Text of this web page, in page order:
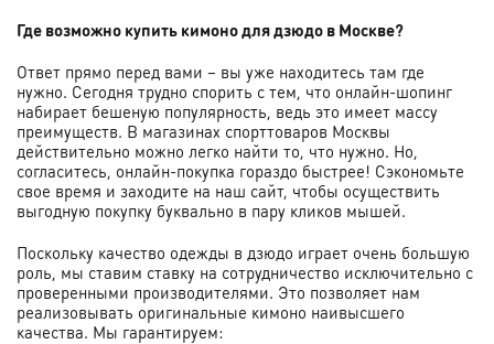
Где возможно купить кимоно для дзюдо в Москве?
Ответ прямо перед вами – вы уже находитесь там где
нужно. Сегодня трудно спорить с тем, что онлайн-шопинг
набирает бешеную популярность, ведь это имеет массу
преимуществ. В магазинах спорттоваров Москвы
действительно можно легко найти то, что нужно. Но,
согласитесь, онлайн-покупка гораздо быстрее! Сэкономьте
свое время и заходите на наш сайт, чтобы осуществить
выгодную покупку буквально в пару кликов мышей.
Поскольку качество одежды в дзюдо играет очень большую
роль, мы ставим ставку на сотрудничество исключительно с
проверенными производителями. Это позволяет нам
реализовывать оригинальные кимоно наивысшего
качества. Мы гарантируем: